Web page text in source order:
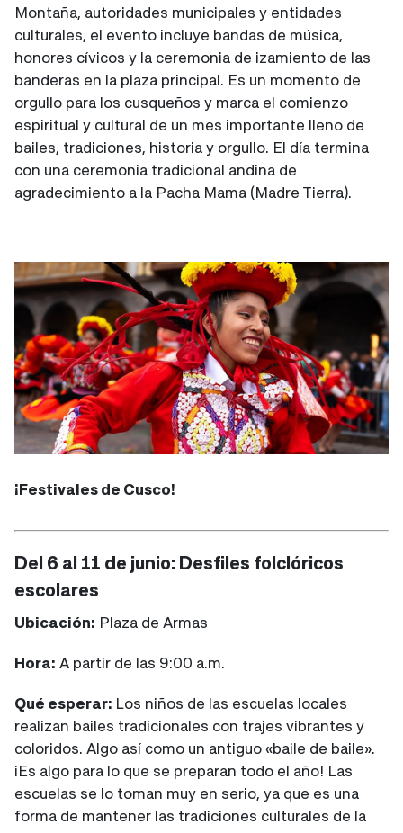
Montaña, autoridades municipales y entidades
culturales, el evento incluye bandas de música,
honores cívicos y la ceremonia de izamiento de las
banderas en la plaza principal. Es un momento de
orgullo para los cusqueños y marca el comienzo
espiritual y cultural de un mes importante lleno de
bailes, tradiciones, historia y orgullo. El día termina
con una ceremonia tradicional andina de
agradecimiento a la Pacha Mama (Madre Tierra).
¡Festivales de Cusco!
Del 6 al 11 de junio: Desfiles folclóricos
escolares
Ubicación: Plaza de Armas
Hora: A partir de las 9:00 a.m.
Qué esperar: Los niños de las escuelas locales
realizan bailes tradicionales con trajes vibrantes y
coloridos. Algo así como un antiguo «baile de baile».
¡Es algo para lo que se preparan todo el año! Las
escuelas se lo toman muy en serio, ya que es una
forma de mantener las tradiciones culturales de la